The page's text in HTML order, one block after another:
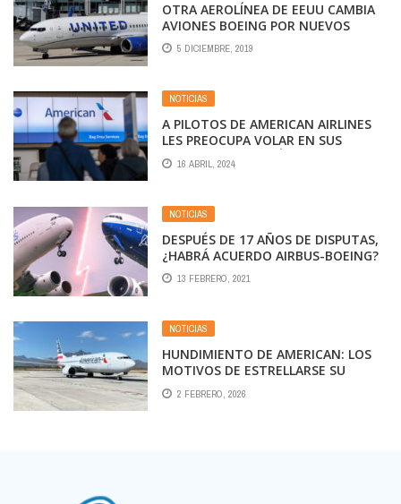
OTRA AEROLÍNEA DE EEUU CAMBIA
AVIONES BOEING POR NUEVOS
MODELOS DE AIRBUS
5 DICIEMBRE, 2019
NOTICIAS
A PILOTOS DE AMERICAN AIRLINES
LES PREOCUPA VOLAR EN SUS
AVIONES: ¿POR QUÉ?
16 ABRIL, 2024
NOTICIAS
DESPUÉS DE 17 AÑOS DE DISPUTAS,
¿HABRÁ ACUERDO AIRBUS-BOEING?
13 FEBRERO, 2021
NOTICIAS
HUNDIMIENTO DE AMERICAN: LOS
MOTIVOS DE ESTRELLARSE SU
ESTRATEGIA
2 FEBRERO, 2026